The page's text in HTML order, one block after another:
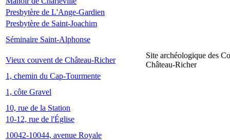
Presbytère de L'Ange-Gardien
Presbytère de Saint-Joachim
Séminaire Saint-Alphonse
Vieux couvent de Château-Richer
Site archéologique des
Château-Richer
1, chemin du Cap-Tourmente
1, côte Gravel
10, rue de la Station
10-12, rue de l'Église
10042-10044, avenue Royale